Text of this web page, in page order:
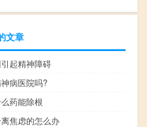
文章
起精神障碍
病医院吗?
药能除根
焦虑的怎么办